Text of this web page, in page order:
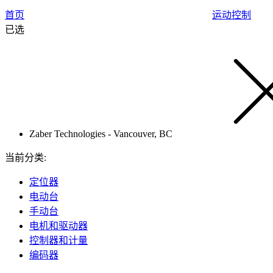
首页
运动控制
已选
Zaber Technologies - Vancouver, BC
当前分类:
定位器
电动台
手动台
电机和驱动器
控制器和计量
编码器